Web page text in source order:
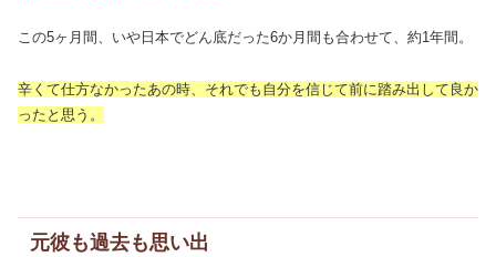
この5ヶ月間、いや日本でどん底だった6か月間も合わせて、約1年間。
辛くて仕方なかったあの時、それでも自分を信じて前に踏み出して良か
ったと思う。
元彼も過去も思い出